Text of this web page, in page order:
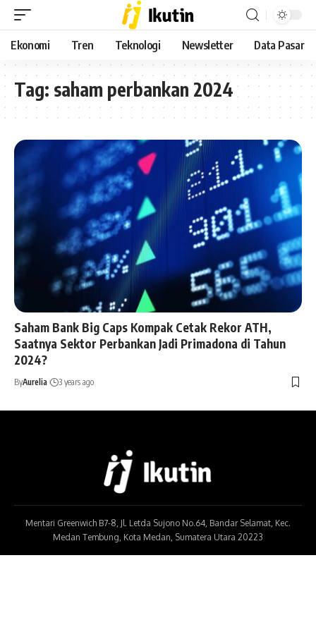
Ekonomi Tren Teknologi Newsletter Data Pasar
Tag: saham perbankan 2024
Saham Bank Big Caps Kompak Cetak Rekor ATH,
Saatnya Sektor Perbankan Jadi Primadona di Tahun
2024?
ByAurelia 3 years ago
Mentari Greenwich B7-8, Jl. Letda Sujono No.64, Bandar Selamat, Kec.
Medan Tembung, Kota Medan, Sumatera Utara 20223